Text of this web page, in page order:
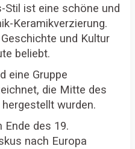
ist eine schöne und
Keramikverzierung.
und Kultur
beliebt.
eine Gruppe
die Mitte des
wurden.
Ende des 19.
nach Europa